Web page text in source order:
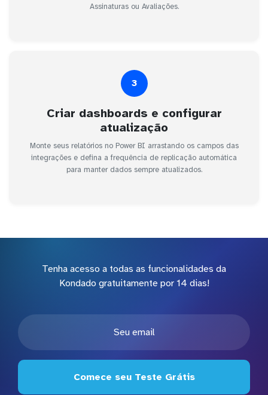
Assinaturas ou Avaliações.
3
Criar dashboards e configurar
atualização
Monte seus relatórios no Power BI arrastando os campos das
integrações e defina a frequência de replicação automática
para manter dados sempre atualizados.
Tenha acesso a todas as funcionalidades da
Kondado gratuitamente por 14 dias!
Comece seu Teste Grátis